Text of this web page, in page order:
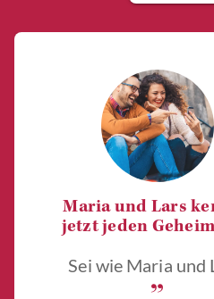
Maria und Lars
jetzt jeden
Sei wie Maria und
„